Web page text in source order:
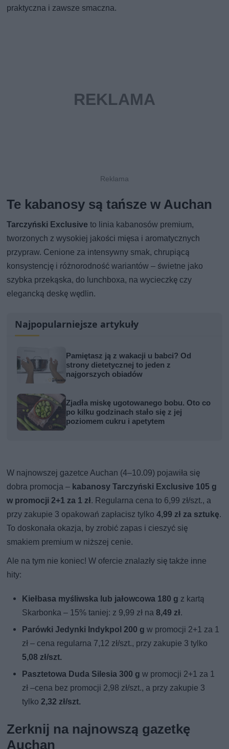
praktyczna i zawsze smaczna.
Te kabanosy są tańsze w Auchan
Tarczyński Exclusive to linia kabanosów premium,
tworzonych z wysokiej jakości mięsa i aromatycznych
przypraw. Cenione za intensywny smak, chrupiącą
konsystencję i różnorodność wariantów – świetne jako
szybka przekąska, do lunchboxa, na wycieczkę czy
elegancką deskę wędlin.
Najpopularniejsze artykuły
Pamiętasz ją z wakacji u babci? Od
strony dietetycznej to jeden z
najgorszych obiadów
Zjadła miskę ugotowanego bobu. Oto co
po kilku godzinach stało się z jej
poziomem cukru i apetytem
W najnowszej gazetce Auchan (4–10.09) pojawiła się
dobra promocja – kabanosy Tarczyński Exclusive 105 g
w promocji 2+1 za 1 zł. Regularna cena to 6,99 zł/szt., a
przy zakupie 3 opakowań zapłacisz tylko4,99 zł za sztukę.
To doskonała okazja, by zrobić zapas i cieszyć się
smakiem premium w niższej cenie.
Ale na tym nie koniec! W ofercie znalazły się także inne
hity:
Kiełbasa myśliwska lub jałowcowa 180 g z kartą
Skarbonka – 15% taniej: z 9,99 zł na8,49 zł.
Parówki Jedynki Indykpol 200 g w promocji 2+1 za 1
zł – cena regularna 7,12 zł/szt., przy zakupie 3 tylko
5,08 zł/szt.
Pasztetowa Duda Silesia 300 g w promocji 2+1 za 1
zł –cena bez promocji 2,98 zł/szt., a przy zakupie 3
tylko2,32 zł/szt.
Zerknij na najnowszą gazetkę
Auchan